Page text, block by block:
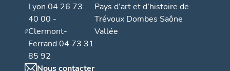
Lyon 04 26 73
40 00 -
Clermont-
Ferrand 04 73 31
85 92
Nous contacter
Pays d’art et d’histoire de
Trévoux Dombes Saône
Vallée